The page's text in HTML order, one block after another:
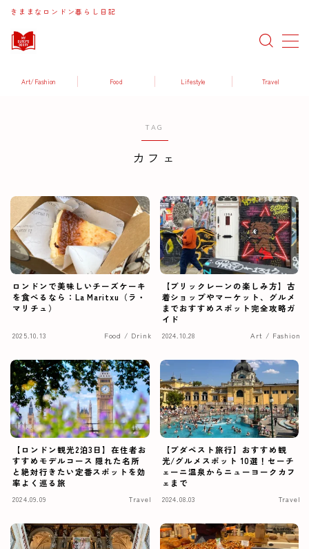
きままなロンドン暮らし日記
MENU
Travel
Art/Fashion Food Lifestyle Travel
TAG
カフェ
ロンドンで美味しいチーズケーキ
を食べるなら：La Maritxu（ラ・
マリチュ）
2025.10.13 Food / Drink
【ブリックレーンの楽しみ方】古
着ショップやマーケット、グルメ
までおすすめスポット完全攻略ガ
イド
2024.10.28 Art / Fashion
【ロンドン観光2泊3日】在住者お
すすめモデルコース 隠れた名所
と絶対行きたい定番スポットを効
率よく巡る旅
2024.09.09 Travel
【ブダペスト旅行】おすすめ観
光/グルメスポット 10選！セーチ
ェーニ温泉からニューヨークカフ
ェまで
2024.08.03 Travel